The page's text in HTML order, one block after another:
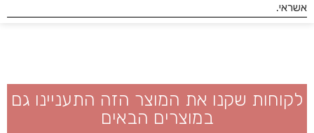
לקוחות שקנו את המוצר הזה התעניינו גם
במוצרים הבאים